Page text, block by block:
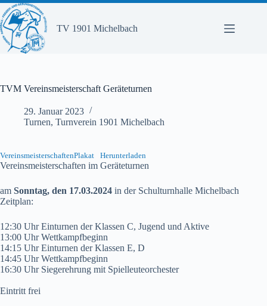
Zum
Inhalt
springen
TV 1901 Michelbach
TVM Vereinsmeisterschaft Geräteturnen
29. Januar 2023
Turnen, Turnverein 1901 Michelbach
VereinsmeisterschaftenPlakat Herunterladen
Vereinsmeisterschaften im Geräteturnen
am Sonntag, den 17.03.2024 in der Schulturnhalle Michelbach
Zeitplan:
12:30 Uhr Einturnen der Klassen C, Jugend und Aktive
13:00 Uhr Wettkampfbeginn
14:15 Uhr Einturnen der Klassen E, D
14:45 Uhr Wettkampfbeginn
16:30 Uhr Siegerehrung mit Spielleuteorchester
Eintritt frei